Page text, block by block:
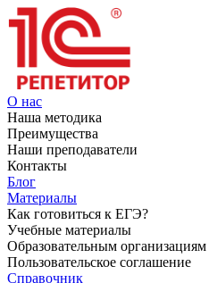
О нас
Наша методика
Преимущества
Наши преподаватели
Контакты
Блог
Материалы
Как готовиться к ЕГЭ?
Учебные материалы
Образовательным организациям
Пользовательское соглашение
Справочник